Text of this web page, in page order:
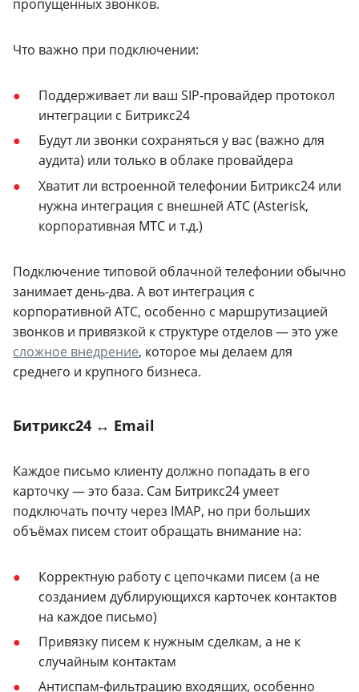
пропущенных звонков.
Что важно при подключении:
Поддерживает ли ваш SIP-провайдер протокол
интеграции с Битрикс24
Будут ли звонки сохраняться у вас (важно для
аудита) или только в облаке провайдера
Хватит ли встроенной телефонии Битрикс24 или
нужна интеграция с внешней АТС (Asterisk,
корпоративная МТС и т.д.)
Подключение типовой облачной телефонии обычно
занимает день-два. А вот интеграция с
корпоративной АТС, особенно с маршрутизацией
звонков и привязкой к структуре отделов — это уже
сложное внедрение, которое мы делаем для
среднего и крупного бизнеса.
Битрикс24 ↔ Email
Каждое письмо клиенту должно попадать в его
карточку — это база. Сам Битрикс24 умеет
подключать почту через IMAP, но при больших
объёмах писем стоит обращать внимание на:
Корректную работу с цепочками писем (а не
созданием дублирующихся карточек контактов
на каждое письмо)
Привязку писем к нужным сделкам, а не к
случайным контактам
Антиспам-фильтрацию входящих, особенно